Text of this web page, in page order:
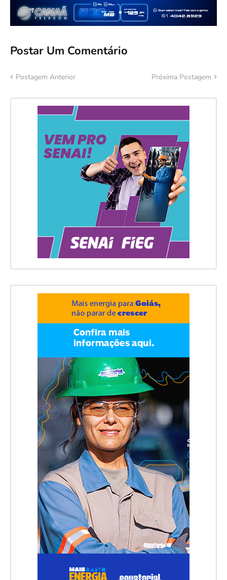
Postar Um Comentário
Postagem Anterior Próxima Postagem